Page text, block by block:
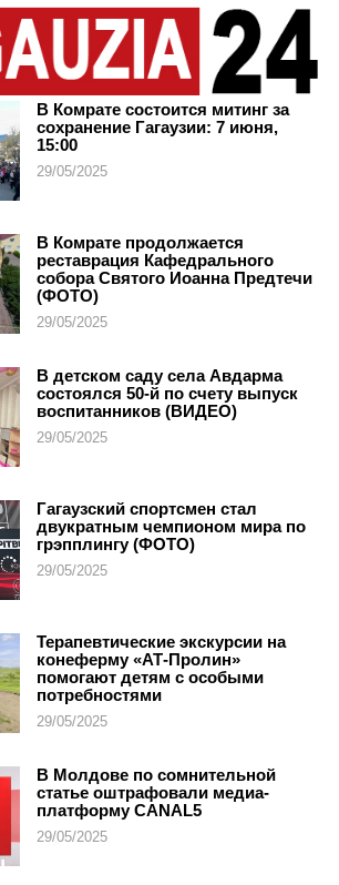
В Комрате состоится митинг за
сохранение Гагаузии: 7 июня,
15:00
29/05/2025
В Комрате продолжается
реставрация Кафедрального
собора Святого Иоанна Предтечи
(ФОТО)
29/05/2025
В детском саду села Авдарма
состоялся 50-й по счету выпуск
воспитанников (ВИДЕО)
29/05/2025
Гагаузский спортсмен стал
двукратным чемпионом мира по
грэпплингу (ФОТО)
29/05/2025
Терапевтические экскурсии на
конеферму «АТ-Пролин»
помогают детям с особыми
потребностями
29/05/2025
В Молдове по сомнительной
статье оштрафовали медиа-
платформу CANAL5
29/05/2025